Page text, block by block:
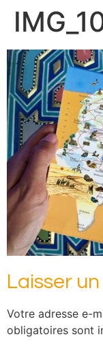
Laisser
Votre adresse e-
obligatoires sont